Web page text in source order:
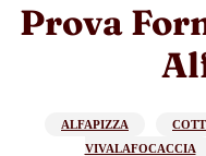
Prova
ALFAPIZZA
VIVALAFOCACCIA